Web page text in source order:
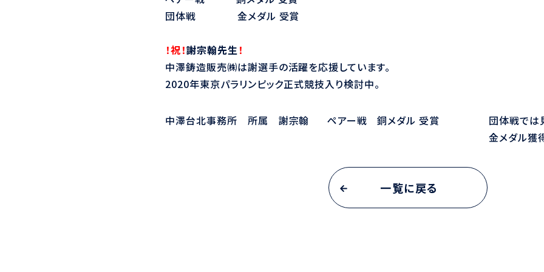
団体戦 金メダル 受賞
！祝！謝宗翰先生！
中澤鋳造販売㈱は謝選手の活躍を応援しています。
2020年東京パラリンピック正式競技入り検討中。
中澤台北事務所 所属 謝宗翰 ペアー戦 銅メダル 受賞
団体戦では
金メダル獲
一覧に戻る